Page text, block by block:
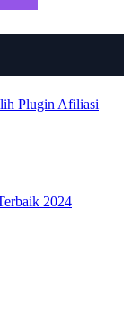
Plugin Afiliasi
2024